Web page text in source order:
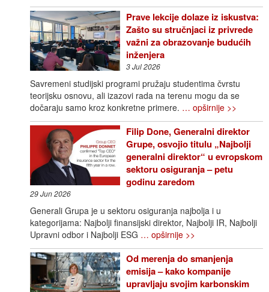
Prave lekcije dolaze iz iskustva:
Zašto su stručnjaci iz privrede
važni za obrazovanje budućih
inženjera
3 Jul 2026
Savremeni studijski programi pružaju studentima čvrstu
teorijsku osnovu, ali izazovi rada na terenu mogu da se
dočaraju samo kroz konkretne primere. … opširnije >>
Filip Done, Generalni direktor
Grupe, osvojio titulu „Najbolji
generalni direktor“ u evropskom
sektoru osiguranja – petu
godinu zaredom
29 Jun 2026
Generali Grupa je u sektoru osiguranja najbolja i u
kategorijama: Najbolji finansijski direktor, Najbolji IR, Najbolji
Upravni odbor i Najbolji ESG … opširnije >>
Od merenja do smanjenja
emisija – kako kompanije
upravljaju svojim karbonskim